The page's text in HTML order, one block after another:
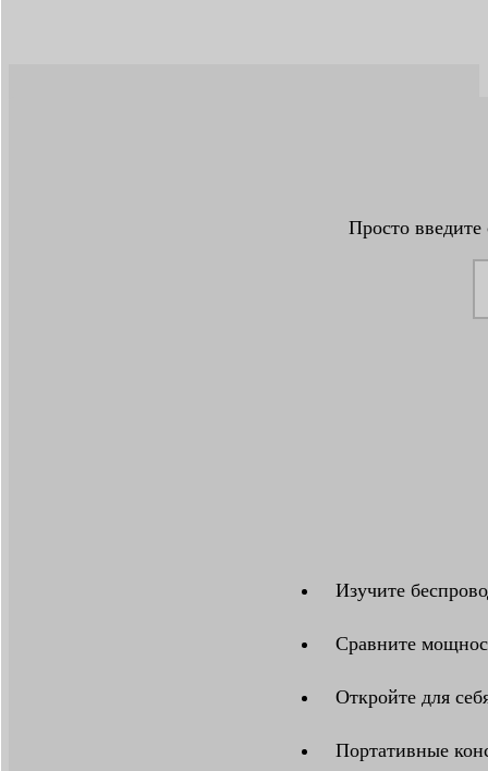
Просто
Изучите
Сравните
Откройте для
Портативные